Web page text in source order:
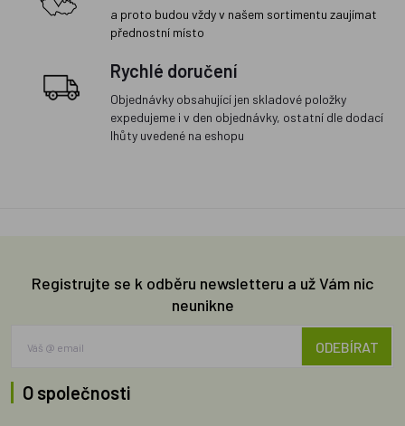
a proto budou vždy v našem sortimentu zaujímat
přednostní místo
Rychlé doručení
Objednávky obsahující jen skladové položky
expedujeme i v den objednávky, ostatní dle dodací
lhůty uvedené na eshopu
Registrujte se k odběru newsletteru a už Vám nic
neunikne
ODEBÍRAT
O společnosti